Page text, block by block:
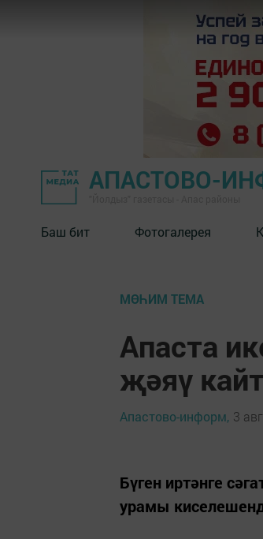
АПАСТОВО-
Баш бит Фотогалерея
МӨҺИМ ТЕМА
Апаста
җәяү
Апастово-информ, 3
Бүген иртәнге
урамы